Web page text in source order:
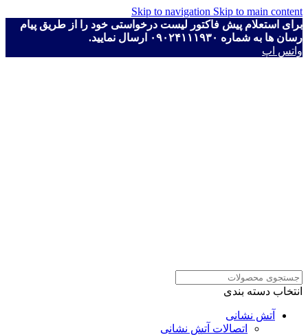
Skip to navigation Skip to main content
برای استعلام پیش فاکتور لیست درخواستی خود را از طریق پیام
رسان ها به شماره ۰۹۰۲۴۱۱۱۹۳۰ ارسال نمایید.
واتس اپ
انتخاب دسته بندی
آتش نشانی
اتصالات آتش نشانی